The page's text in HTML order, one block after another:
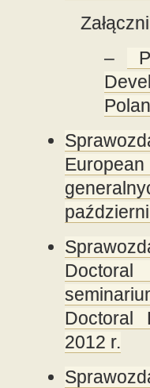
–
Doctoral
2012 r.